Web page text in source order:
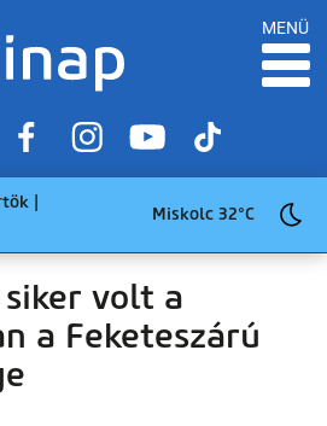
MENÜ
|
Miskolc 32°C
volt a
a Feketeszárú